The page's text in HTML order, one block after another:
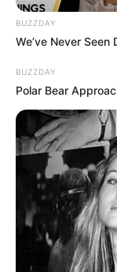
BUZZDAY
We’ve Never
BUZZDAY
Polar Bear